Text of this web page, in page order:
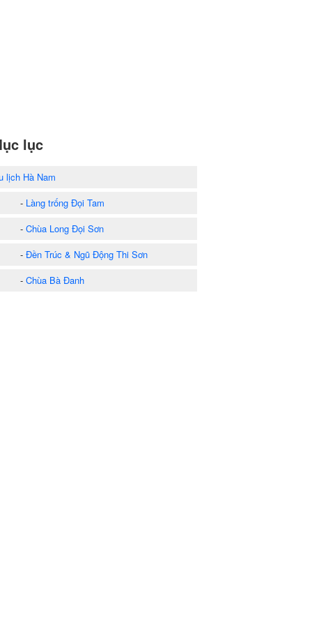
lục
lịch Hà Nam
Làng trống Đọi Tam
Chùa Long Đọi Sơn
Đền Trúc & Ngũ Động Thi Sơn
Chùa Bà Đanh